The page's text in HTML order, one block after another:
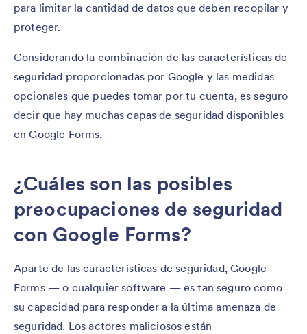
para limitar la cantidad de datos que deben recopilar y
proteger.
Considerando la combinación de las características de
seguridad proporcionadas por Google y las medidas
opcionales que puedes tomar por tu cuenta, es seguro
decir que hay muchas capas de seguridad disponibles
en Google Forms.
¿Cuáles son las posibles
preocupaciones de seguridad
con Google Forms?
Aparte de las características de seguridad, Google
Forms — o cualquier software — es tan seguro como
su capacidad para responder a la última amenaza de
seguridad. Los actores maliciosos están